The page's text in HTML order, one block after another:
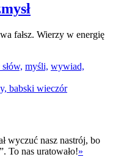
fałsz. Wierzy w energię
myśli, wywiad,
wyczuć nasz nastrój, bo
To nas uratowało!»